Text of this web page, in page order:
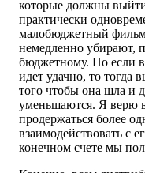
которые должны
практически
малобюджетный фильм
немедленно убирают,
бюджетному. Но если
идет удачно, то
того чтобы она шла и
уменьшаются. Я верю
продержаться более
взаимодействовать с
конечном счете мы